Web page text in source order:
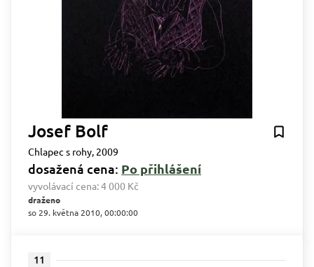
Josef Bolf
Chlapec s rohy, 2009
dosažená cena: Po přihlášení
vyvolávací cena:4 000 Kč
draženo
so 29. května 2010, 00:00:00
11